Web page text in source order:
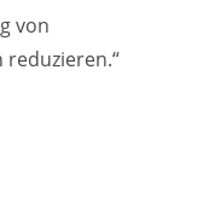
von
reduzieren.“